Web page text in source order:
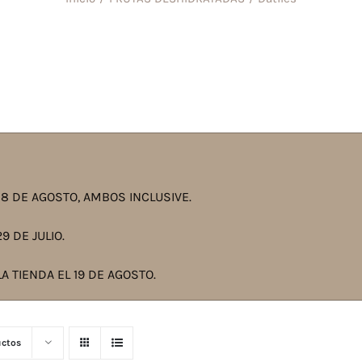
DE AGOSTO, AMBOS INCLUSIVE.
DE JULIO.
TIENDA EL 19 DE AGOSTO.